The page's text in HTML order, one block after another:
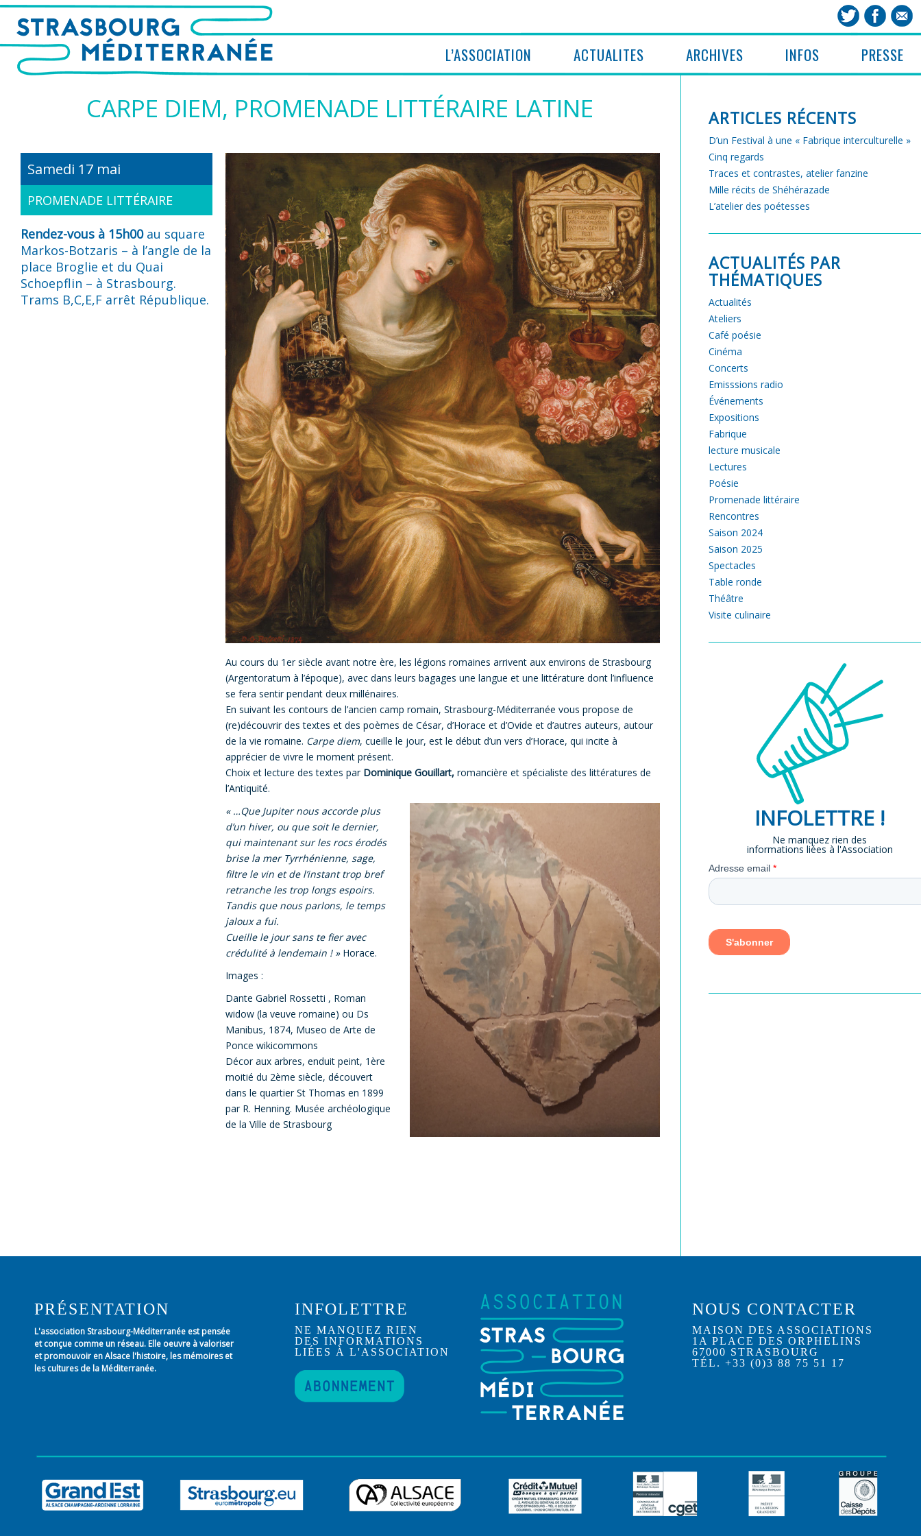
L’ASSOCIATION ACTUALITES ARCHIVES INFOS PRESSE
CARPE DIEM, PROMENADE LITTÉRAIRE LATINE
Samedi 17 mai
PROMENADE LITTÉRAIRE
Rendez-vous à 15h00au square
Markos-Botzaris – à l’angle de la
place Broglie et du Quai
Schoepflin – à Strasbourg.
Trams B,C,E,F arrêt République.
Au cours du 1er siècle avant notre ère, les légions romaines arrivent aux environs de Strasbourg
(Argentoratum à l’époque), avec dans leurs bagages une langue et une littérature dont l’influence
se fera sentir pendant deux millénaires.
En suivant les contours de l’ancien camp romain, Strasbourg-Méditerranée vous propose de
(re)découvrir des textes et des poèmes de César, d’Horace et d’Ovide et d’autres auteurs, autour
de la vie romaine. Carpe diem, cueille le jour, est le début d’un vers d’Horace, qui incite à
apprécier de vivre le moment présent.
Choix et lecture des textes par Dominique Gouillart, romancière et spécialiste des littératures de
l’Antiquité.
« …Que Jupiter nous accorde plus
d’un hiver, ou que soit le dernier,
qui maintenant sur les rocs érodés
brise la mer Tyrrhénienne, sage,
filtre le vin et de l’instant trop bref
retranche les trop longs espoirs.
Tandis que nous parlons, le temps
jaloux a fui.
Cueille le jour sans te fier avec
crédulité à lendemain ! »Horace.
Images :
Dante Gabriel Rossetti , Roman
widow (la veuve romaine) ou Ds
Manibus, 1874, Museo de Arte de
Ponce wikicommons
Décor aux arbres, enduit peint, 1ère
moitié du 2ème siècle, découvert
dans le quartier St Thomas en 1899
par R. Henning. Musée archéologique
de la Ville de Strasbourg
ARTICLES RÉCENTS
D’un Festival à une « Fabrique interculturelle »
Cinq regards
Traces et contrastes, atelier fanzine
Mille récits de Shéhérazade
L’atelier des poétesses
ACTUALITÉS PAR
THÉMATIQUES
Actualités
Ateliers
Café poésie
Cinéma
Concerts
Emisssions radio
Événements
Expositions
Fabrique
lecture musicale
Lectures
Poésie
Promenade littéraire
Rencontres
Saison 2024
Saison 2025
Spectacles
Table ronde
Théâtre
Visite culinaire
INFOLETTRE !
Ne manquez rien des
informations liées à l'Association
PRÉSENTATION
L'association Strasbourg-Méditerranée est pensée
et conçue comme un réseau. Elle oeuvre à valoriser
et promouvoir en Alsace l'histoire, les mémoires et
les cultures de la Méditerranée.
INFOLETTRE
NE MANQUEZ RIEN
DES INFORMATIONS
LIÉES À L'ASSOCIATION
NOUS CONTACTER
MAISON DES ASSOCIATIONS
1A PLACE DES ORPHELINS
67000 STRASBOURG
TÉL. +33 (0)3 88 75 51 17